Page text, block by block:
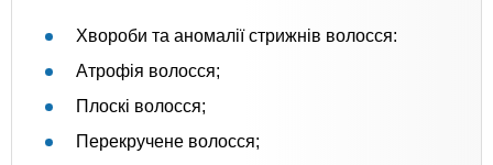
Хвороби та аномалії стрижнів волосся:
Атрофія волосся;
Плоскі волосся;
Перекручене волосся;